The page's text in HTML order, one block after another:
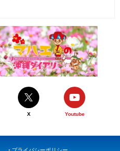
X Youtube